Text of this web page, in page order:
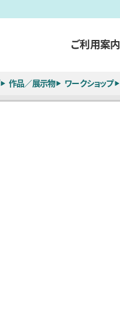
ご利用案内
作品／展示物 ワークショップ